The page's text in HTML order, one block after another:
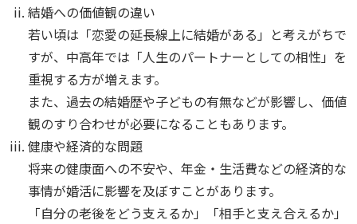
結婚への価値観の違い
若い頃は「恋愛の延長線上に結婚がある」と考えがちで
すが、中高年では「人生のパートナーとしての相性」を
重視する方が増えます。
また、過去の結婚歴や子どもの有無などが影響し、価値
観のすり合わせが必要になることもあります。
健康や経済的な問題
将来の健康面への不安や、年金・生活費などの経済的な
事情が婚活に影響を及ぼすことがあります。
「自分の老後をどう支えるか」「相手と支え合えるか」